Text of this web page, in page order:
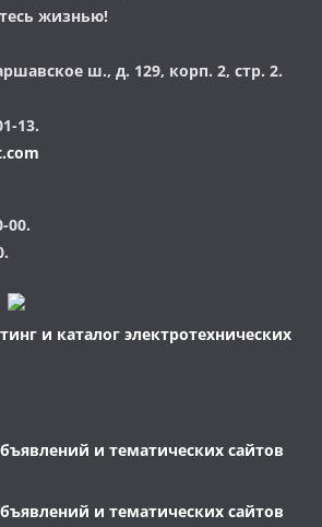
жизнью!
ш., д. 129, корп. 2, стр. 2.
13.
00.